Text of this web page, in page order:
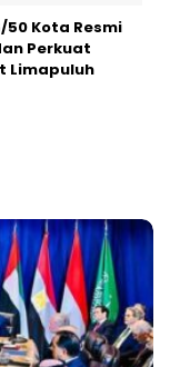
50 Kota Resmi
Perkuat
Limapuluh